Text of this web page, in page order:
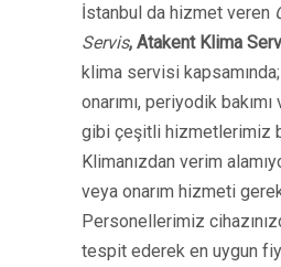
İstanbul da hizmet veren
Servis, Atakent Klima
klima servisi
onarımı, periyodik
gibi çeşitli hizmetlerimiz
Klimanızdan verim
veya onarım hizmeti
Personellerimiz
tespit ederek en uygun